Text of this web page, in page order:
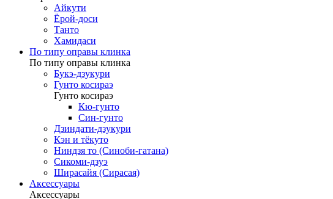
Айкути
Ёрой-доси
Танто
Хамидаси
По типу оправы клинка
По типу оправы клинка
Букэ-дзукури
Гунто косираэ
Гунто косираэ
Кю-гунто
Син-гунто
Дзиндати-дзукури
Кэн и тёкуто
Ниндзя то (Синоби-гатана)
Сикоми-дзуэ
Ширасайя (Сирасая)
Аксессуары
Аксессуары